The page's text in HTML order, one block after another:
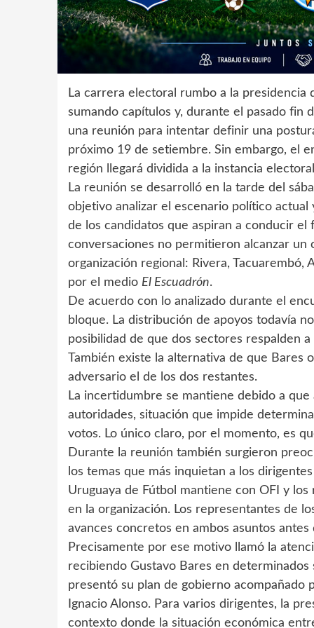
La carrera electoral rumbo a la
sumando capítulos y, durante el pasado fin
una reunión para intentar definir una
próximo 19 de setiembre. Sin embargo, el
región llegará dividida a la instancia
La reunión se desarrolló en la tarde del
objetivo analizar el escenario político
de los candidatos que aspiran a conducir
conversaciones no permitieron alcanzar
organización regional: Rivera, Tacuarembó,
por el medio El Escuadrón.
De acuerdo con lo analizado durante el
bloque. La distribución de apoyos todavía
posibilidad de que dos sectores respalden
También existe la alternativa de que
adversario el de los dos restantes.
La incertidumbre se mantiene debido a
autoridades, situación que impide
votos. Lo único claro, por el momento, es
Durante la reunión también surgieron
los temas que más inquietan a los
Uruguaya de Fútbol mantiene con OFI y
en la organización. Los representantes de
avances concretos en ambos asuntos
Precisamente por ese motivo llamó la
recibiendo Gustavo Bares en
presentó su plan de gobierno acompañado
Ignacio Alonso. Para varios dirigentes, la
contexto donde la situación económica